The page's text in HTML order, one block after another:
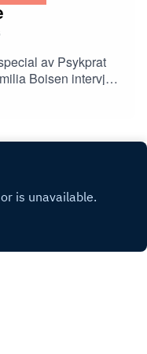
av Psykprat
Boisen intervjuar
som medverkar i
är en bok om
om tankarna